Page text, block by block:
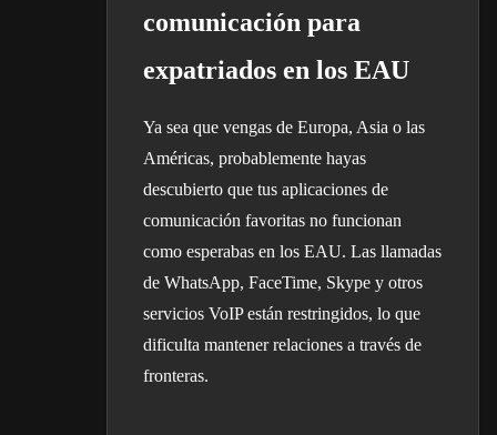
comunicación para
expatriados en los EAU
Ya sea que vengas de Europa, Asia o las
Américas, probablemente hayas
descubierto que tus aplicaciones de
comunicación favoritas no funcionan
como esperabas en los EAU. Las llamadas
de WhatsApp, FaceTime, Skype y otros
servicios VoIP están restringidos, lo que
dificulta mantener relaciones a través de
fronteras.